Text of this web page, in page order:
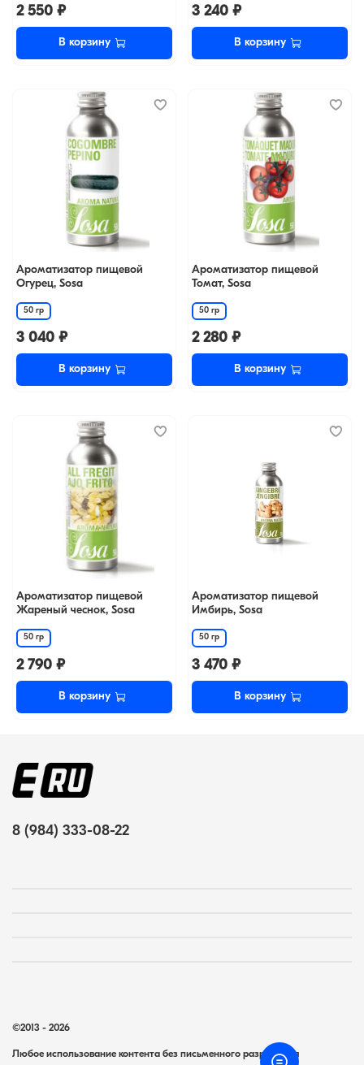
2 550 ₽
В корзину
3 240 ₽
В корзину
Ароматизатор пищевой
Огурец, Sosa
50 гр
3 040 ₽
В корзину
Ароматизатор пищевой
Томат, Sosa
50 гр
2 280 ₽
В корзину
Ароматизатор пищевой
Жареный чеснок, Sosa
50 гр
2 790 ₽
В корзину
Ароматизатор пищевой
Имбирь, Sosa
50 гр
3 470 ₽
В корзину
8 (984) 333-08-22
©2013 - 2026
Любое использование контента без письменного разрешения